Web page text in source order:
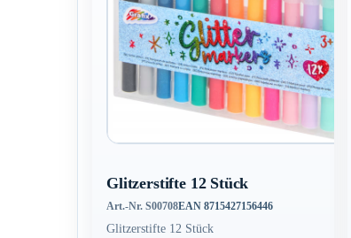
Glitzerstifte 12 Stück
Art.-Nr. S00708EAN 8715427156446
Glitzerstifte 12 Stück